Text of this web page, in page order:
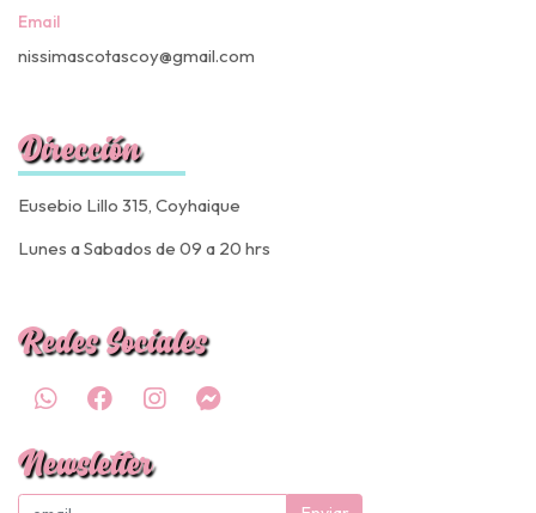
Email
nissimascotascoy@gmail.com
Dirección
Eusebio Lillo 315, Coyhaique
Lunes a Sabados de 09 a 20 hrs
Redes Sociales
Newsletter